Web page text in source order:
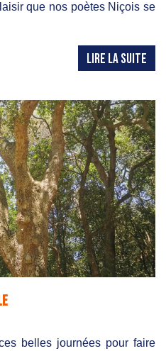
que nos poètes Niçois se
LIRE LA SUITE
belles journées pour faire